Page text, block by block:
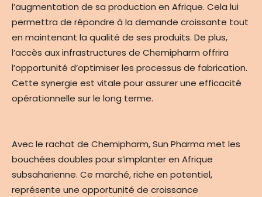
l’augmentation de sa production en Afrique. Cela lui
permettra de répondre à la demande croissante tout
en maintenant la qualité de ses produits. De plus,
l’accès aux infrastructures de Chemipharm offrira
l’opportunité d’optimiser les processus de fabrication.
Cette synergie est vitale pour assurer une efficacité
opérationnelle sur le long terme.
Avec le rachat de Chemipharm, Sun Pharma met les
bouchées doubles pour s’implanter en Afrique
subsaharienne. Ce marché, riche en potentiel,
représente une opportunité de croissance